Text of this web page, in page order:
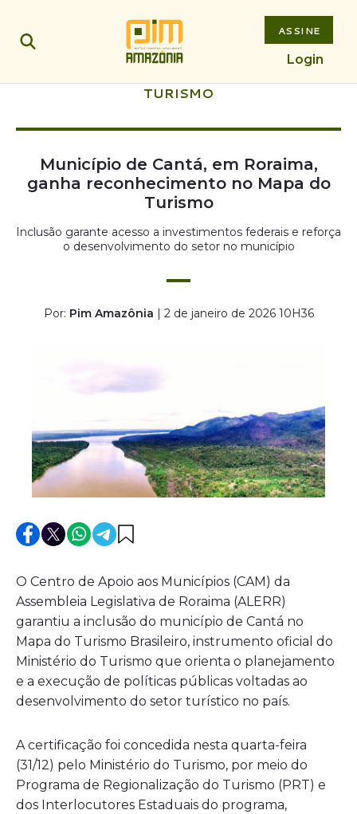
ASSINE
Login
TURISMO
Município de Cantá, em Roraima,
ganha reconhecimento no Mapa do
Turismo
Inclusão garante acesso a investimentos federais e reforça
o desenvolvimento do setor no município
Por: Pim Amazônia | 2 de janeiro de 2026 10H36
O Centro de Apoio aos Municípios (CAM) da
Assembleia Legislativa de Roraima (ALERR)
garantiu a inclusão do município de Cantá no
Mapa do Turismo Brasileiro, instrumento oficial do
Ministério do Turismo que orienta o planejamento
e a execução de políticas públicas voltadas ao
desenvolvimento do setor turístico no país.
A certificação foi concedida nesta quarta-feira
(31/12) pelo Ministério do Turismo, por meio do
Programa de Regionalização do Turismo (PRT) e
dos Interlocutores Estaduais do programa,